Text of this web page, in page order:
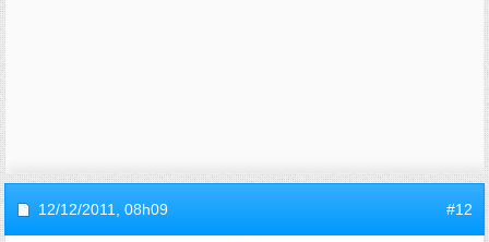
12/12/2011, 08h09 #12